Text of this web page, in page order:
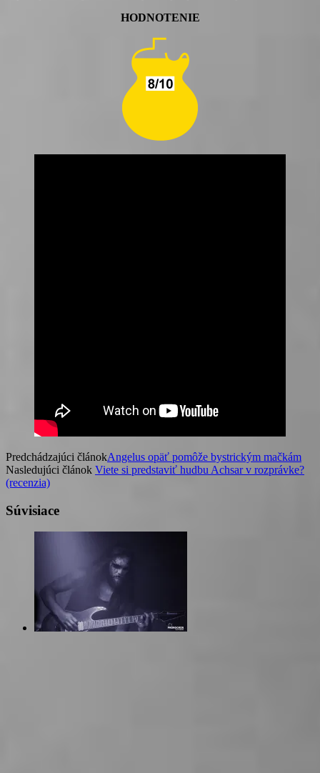
HODNOTENIE
Predchádzajúci článokAngelus opäť pomôže bystrickým mačkám
Nasledujúci článok Viete si predstaviť hudbu Achsar v rozprávke?
(recenzia)
Súvisiace